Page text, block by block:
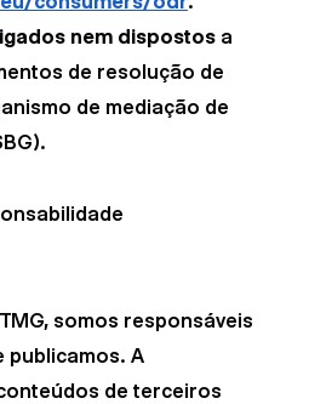
nem dispostos a
de resolução de
de mediação de
TMG, somos responsáveis
publicamos. A
de terceiros